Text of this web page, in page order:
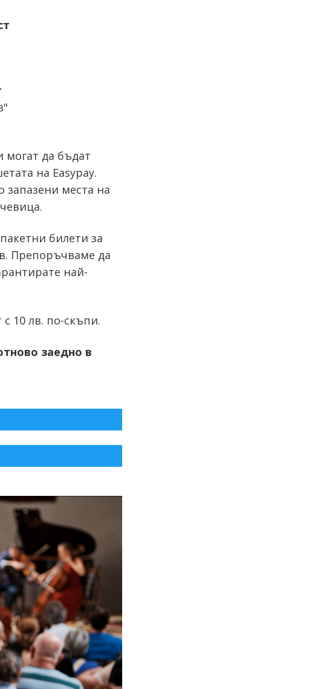
могат да бъдат
на Easypay.
запазени места на
билети за
Препоръчваме да
най-
10 лв. по-скъпи.
заедно в